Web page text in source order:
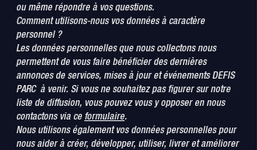
ou même répondre à vos questions.
Comment utilisons-nous vos données à caractère
personnel ?
Les données personnelles que nous collectons nous
permettent de vous faire bénéficier des dernières
annonces de services, mises à jour et événements DEFIS
PARC à venir. Si vous ne souhaitez pas figurer sur notre
liste de diffusion, vous pouvez vous y opposer en nous
contactons via ce formulaire.
Nous utilisons également vos données personnelles pour
nous aider à créer, développer, utiliser, livrer et améliorer